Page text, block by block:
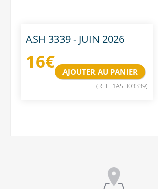
ASH 3339 - JUIN 2026
16€
(REF: 1ASH03339)